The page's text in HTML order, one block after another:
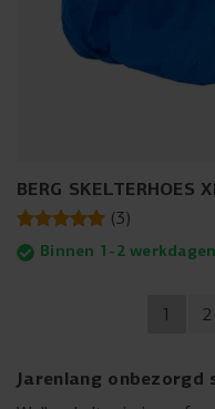
BERG SKELTERHOES
(3)
Binnen 1-2
1 2
Jarenlang onbezorgd